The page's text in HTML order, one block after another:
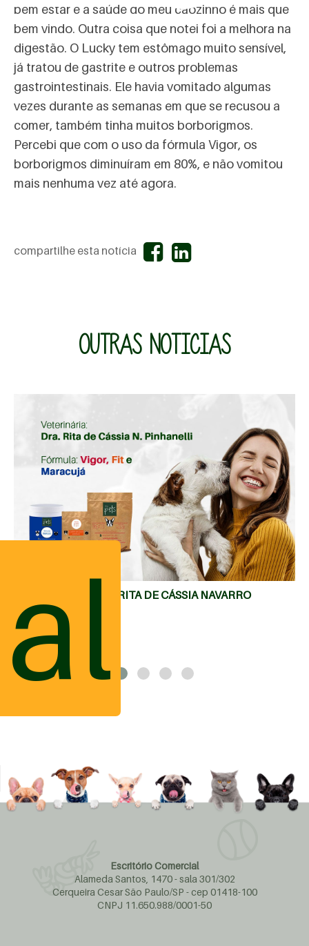
bem estar e a saúde do meu cãozinho é mais que
bem vindo. Outra coisa que notei foi a melhora na
digestão. O Lucky tem estômago muito sensível,
já tratou de gastrite e outros problemas
gastrointestinais. Ele havia vomitado algumas
vezes durante as semanas em que se recusou a
comer, também tinha muitos borborigmos.
Percebi que com o uso da fórmula Vigor, os
borborigmos diminuíram em 80%, e não vomitou
mais nenhuma vez até agora.
compartilhe esta notícia
OUTRAS NOTICIAS
MAIS
DEPOIMENTO DRA. RITA DE CÁSSIA NAVARRO
PINHANELLI 2
Escritório Comercial
Alameda Santos, 1470 - sala 301/302
Cerqueira Cesar São Paulo/SP - cep 01418-100
CNPJ 11.650.988/0001-50